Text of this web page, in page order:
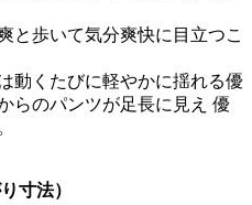
と歩いて気分爽快に目立つこ
動くたびに軽やかに揺れる優
らのパンツが足長に見え 優
寸法）